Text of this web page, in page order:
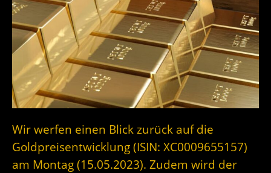
Wir werfen einen Blick zurück auf die
Goldpreisentwicklung (ISIN: XC0009655157)
am Montag (15.05.2023). Zudem wird der